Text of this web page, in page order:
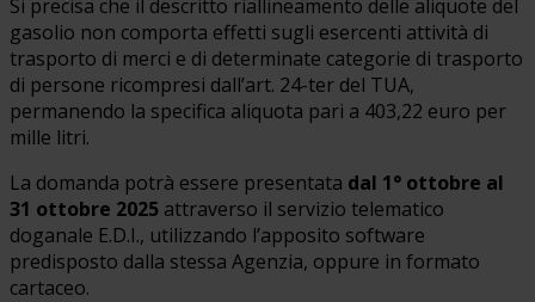
Si precisa che il descritto riallineamento delle aliquote del
gasolio non comporta effetti sugli esercenti attività di
trasporto di merci e di determinate categorie di trasporto
di persone ricompresi dall’art. 24-ter del TUA,
permanendo la specifica aliquota pari a 403,22 euro per
mille litri.
La domanda potrà essere presentata dal 1° ottobre al
31 ottobre 2025 attraverso il servizio telematico
doganale E.D.I., utilizzando l’apposito software
predisposto dalla stessa Agenzia, oppure in formato
cartaceo.